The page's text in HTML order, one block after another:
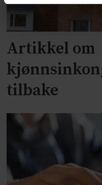
Artikkel om
tilbake